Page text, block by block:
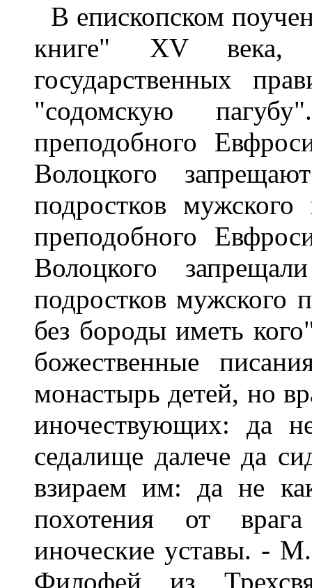
В епископском
книге" XV века,
государственных
"содомскую
преподобного
Волоцкого
подростков
преподобного
Волоцкого
подростков мужского
без бороды иметь
божественные
монастырь детей, но
иночествующих: да
седалище далече да
взираем им: да не
похотения от
иноческие уставы. -
Филофей из